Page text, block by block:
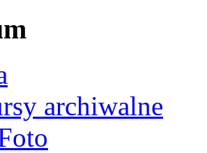
archiwalne